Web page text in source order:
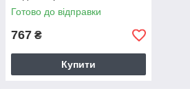
Готово до відправки
767 ₴
Купити